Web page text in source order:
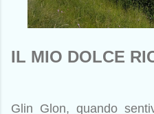
IL MIO DOLCE
Glin Glon, quando